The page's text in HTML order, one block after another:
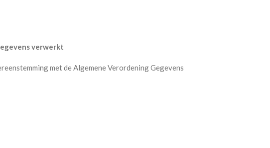
verwerkt
met de Algemene Verordening Gegevens